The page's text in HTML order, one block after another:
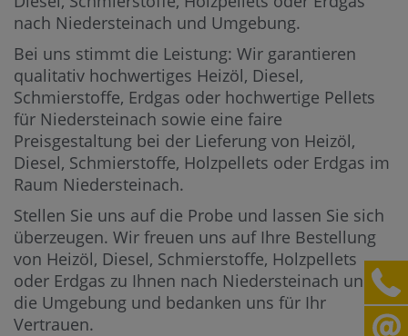
nach Niedersteinach und Umgebung.
Bei uns stimmt die Leistung: Wir garantieren
qualitativ hochwertiges Heizöl, Diesel,
Schmierstoffe, Erdgas oder hochwertige Pellets
für Niedersteinach sowie eine faire
Preisgestaltung bei der Lieferung von Heizöl,
Diesel, Schmierstoffe, Holzpellets oder Erdgas im
Raum Niedersteinach.
Stellen Sie uns auf die Probe und lassen Sie sich
überzeugen. Wir freuen uns auf Ihre Bestellung
von Heizöl, Diesel, Schmierstoffe, Holzpellets
oder Erdgas zu Ihnen nach Niedersteinach und in
die Umgebung und bedanken uns für Ihr
Vertrauen.